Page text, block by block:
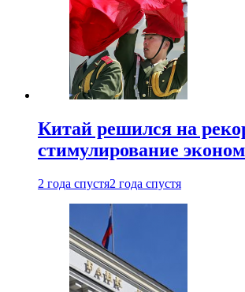
Китай решился на
стимулирование
2 года спустя2 года спустя